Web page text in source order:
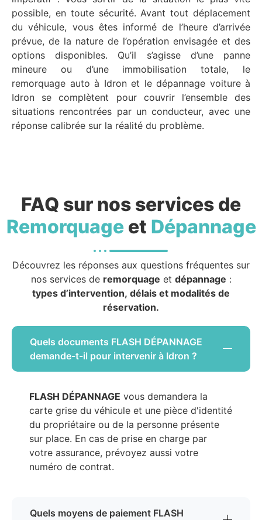
possible, en toute sécurité. Avant tout déplacement
du véhicule, vous êtes informé de l’heure d’arrivée
prévue, de la nature de l’opération envisagée et des
options disponibles. Qu’il s’agisse d’une panne
mineure ou d’une immobilisation totale, le
remorquage auto à Idron et le dépannage voiture à
Idron se complètent pour couvrir l’ensemble des
situations rencontrées par un conducteur, avec une
réponse calibrée sur la réalité du problème.
FAQ sur nos services de
Remorquageet Dépannage
Découvrez les réponses aux questions fréquentes sur
nos services de remorquage et dépannage :
types d’intervention, délais et modalités de
réservation.
Quels documents FLASH DÉPANNAGE
demande-t-il pour intervenir à Idron ?
FLASH DÉPANNAGE vous demandera la
carte grise du véhicule et une pièce d'identité
du propriétaire ou de la personne présente
sur place. En cas de prise en charge par
votre assurance, prévoyez aussi votre
numéro de contrat.
Quels moyens de paiement FLASH